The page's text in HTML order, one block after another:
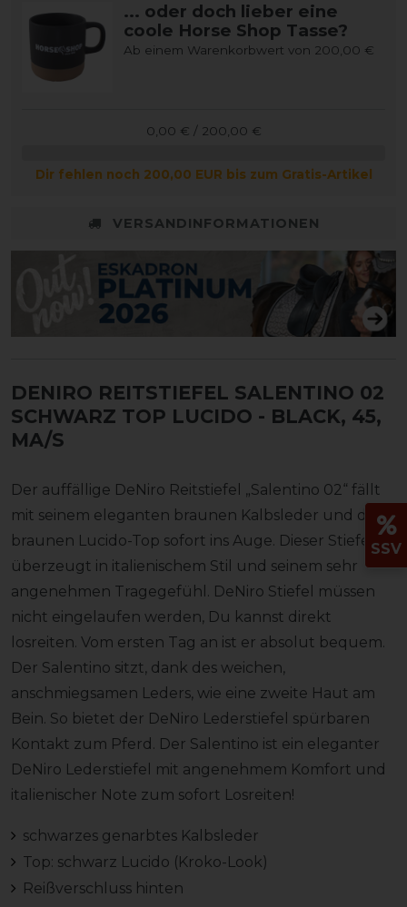
... oder doch lieber eine
coole Horse Shop Tasse?
Ab einem Warenkorbwert von 200,00 €
0,00 € / 200,00 €
Dir fehlen noch 200,00 EUR bis zum Gratis-Artikel
VERSANDINFORMATIONEN
DENIRO REITSTIEFEL SALENTINO 02
SCHWARZ TOP LUCIDO - BLACK, 45,
MA/S
Der auffällige DeNiro Reitstiefel „Salentino 02“ fällt
mit seinem eleganten braunen Kalbsleder und dem
braunen Lucido-Top sofort ins Auge. Dieser Stiefel
überzeugt in italienischem Stil und seinem sehr
angenehmen Tragegefühl. DeNiro Stiefel müssen
nicht eingelaufen werden, Du kannst direkt
losreiten. Vom ersten Tag an ist er absolut bequem.
Der Salentino sitzt, dank des weichen,
anschmiegsamen Leders, wie eine zweite Haut am
Bein. So bietet der DeNiro Lederstiefel spürbaren
Kontakt zum Pferd. Der Salentino ist ein eleganter
DeNiro Lederstiefel mit angenehmem Komfort und
italienischer Note zum sofort Losreiten!
schwarzes genarbtes Kalbsleder
Top: schwarz Lucido (Kroko-Look)
Reißverschluss hinten
SSV